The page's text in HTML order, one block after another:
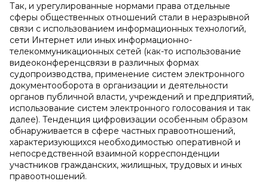
Так, и урегулированные нормами права отдельные
сферы общественных отношений стали в неразрывной
связи с использованием информационных технологий,
сети Интернет или иных информационно-
телекоммуникационных сетей (как-то использование
видеоконференцсвязи в различных формах
судопроизводства, применение систем электронного
документооборота в организации и деятельности
органов публичной власти, учреждений и предприятий,
использование систем электронного голосования и так
далее). Тенденция цифровизации особенным образом
обнаруживается в сфере частных правоотношений,
характеризующихся необходимостью оперативной и
непосредственной взаимной корреспонденции
участников гражданских, жилищных, трудовых и иных
правоотношений.